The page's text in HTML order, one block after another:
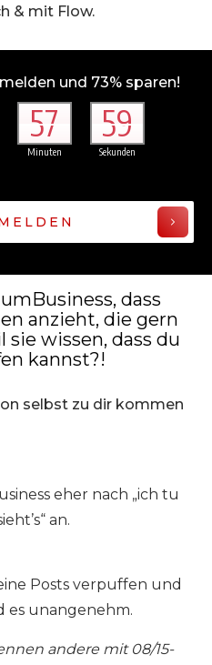
& mit Flow.
und 73% sparen!
57
Minuten
59
Sekunden
dass
anzieht, die gern
wissen, dass du
kannst?!
selbst zu dir kommen
eher nach „ich tu
an.
Posts verpuffen und
es unangenehm.
andere mit 08/15-